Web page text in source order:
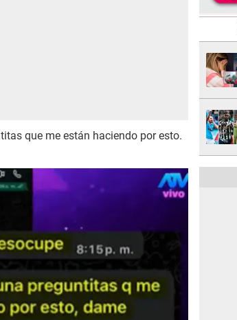
que me están haciendo por esto.